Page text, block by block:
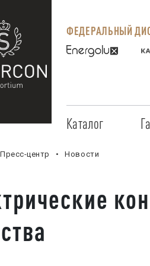
ФЕДЕРАЛЬНЫЙ
Каталог
Пресс-центр Новости